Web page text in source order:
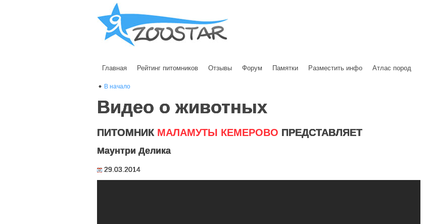
Главная Рейтинг питомников Отзывы Форум Памятки Разместить инфо Атлас пород
В начало
Видео о животных
ПИТОМНИК МАЛАМУТЫ КЕМЕРОВО ПРЕДСТАВЛЯЕТ
Маунтри Делика
29.03.2014